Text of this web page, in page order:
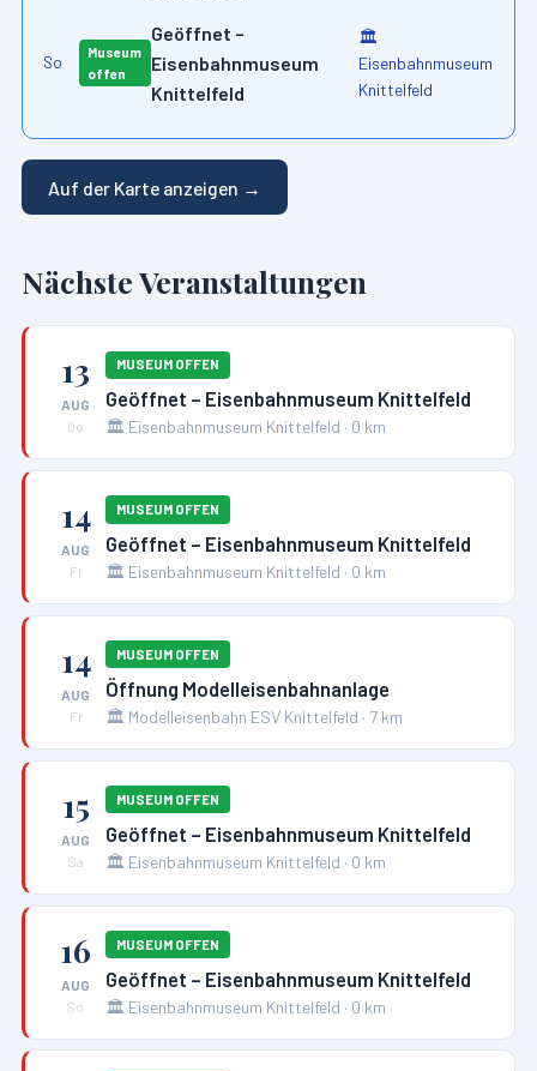
So
Museum
offen
Geöffnet –
Eisenbahnmuseum
Knittelfeld
🏛️
Eisenbahnmuseum
Knittelfeld
Auf der Karte anzeigen →
Nächste Veranstaltungen
13
AUG
Do
MUSEUM OFFEN
Geöffnet – Eisenbahnmuseum Knittelfeld
🏛️ Eisenbahnmuseum Knittelfeld · 0 km
14
AUG
Fr
MUSEUM OFFEN
Geöffnet – Eisenbahnmuseum Knittelfeld
🏛️ Eisenbahnmuseum Knittelfeld · 0 km
14
AUG
Fr
MUSEUM OFFEN
Öffnung Modelleisenbahnanlage
🏛️ Modelleisenbahn ESV Knittelfeld · 7 km
15
AUG
Sa
MUSEUM OFFEN
Geöffnet – Eisenbahnmuseum Knittelfeld
🏛️ Eisenbahnmuseum Knittelfeld · 0 km
16
AUG
So
MUSEUM OFFEN
Geöffnet – Eisenbahnmuseum Knittelfeld
🏛️ Eisenbahnmuseum Knittelfeld · 0 km